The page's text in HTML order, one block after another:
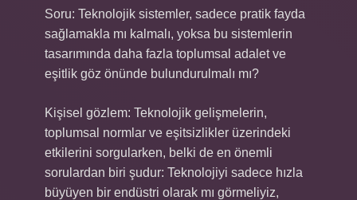
Soru: Teknolojik sistemler, sadece pratik fayda
sağlamakla mı kalmalı, yoksa bu sistemlerin
tasarımında daha fazla toplumsal adalet ve
eşitlik göz önünde bulundurulmalı mı?
Kişisel gözlem: Teknolojik gelişmelerin,
toplumsal normlar ve eşitsizlikler üzerindeki
etkilerini sorgularken, belki de en önemli
sorulardan biri şudur: Teknolojiyi sadece hızla
büyüyen bir endüstri olarak mı görmeliyiz,